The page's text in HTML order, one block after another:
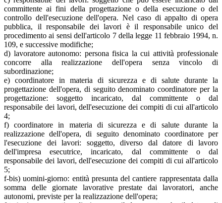
committente ai fini della progettazione o della esecuzione o del
controllo dell'esecuzione dell'opera. Nel caso di appalto di opera
pubblica, il responsabile dei lavori è il responsabile unico del
procedimento ai sensi dell'articolo 7 della legge 11 febbraio 1994, n.
109, e successive modifiche;
d) lavoratore autonomo: persona fisica la cui attività professionale
concorre alla realizzazione dell'opera senza vincolo di
subordinazione;
e) coordinatore in materia di sicurezza e di salute durante la
progettazione dell'opera, di seguito denominato coordinatore per la
progettazione: soggetto incaricato, dal committente o dal
responsabile dei lavori, dell'esecuzione dei compiti di cui all'articolo
4;
f) coordinatore in materia di sicurezza e di salute durante la
realizzazione dell'opera, di seguito denominato coordinatore per
l'esecuzione dei lavori: soggetto, diverso dal datore di lavoro
dell'impresa esecutrice, incaricato, dal committente o dal
responsabile dei lavori, dell'esecuzione dei compiti di cui all'articolo
5;
f-bis) uomini-giorno: entità presunta del cantiere rappresentata dalla
somma delle giornate lavorative prestate dai lavoratori, anche
autonomi, previste per la realizzazione dell'opera;